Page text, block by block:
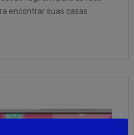
encontrar suas casas
pós-apocalíptico, com